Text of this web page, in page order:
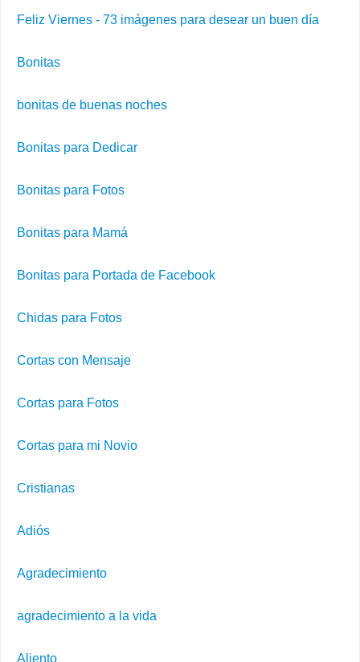
Feliz Viernes - 73 imágenes para desear un buen día
Bonitas
bonitas de buenas noches
Bonitas para Dedicar
Bonitas para Fotos
Bonitas para Mamá
Bonitas para Portada de Facebook
Chidas para Fotos
Cortas con Mensaje
Cortas para Fotos
Cortas para mi Novio
Cristianas
Adiós
Agradecimiento
agradecimiento a la vida
Aliento